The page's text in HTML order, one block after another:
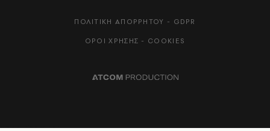
ΠΟΛΙΤΙΚΗ ΑΠΟΡΡΗΤΟΥ - GDPR
ΟΡΟΙ ΧΡΗΣΗΣ - COOKIES